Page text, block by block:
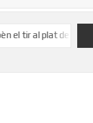
al plat de Festa